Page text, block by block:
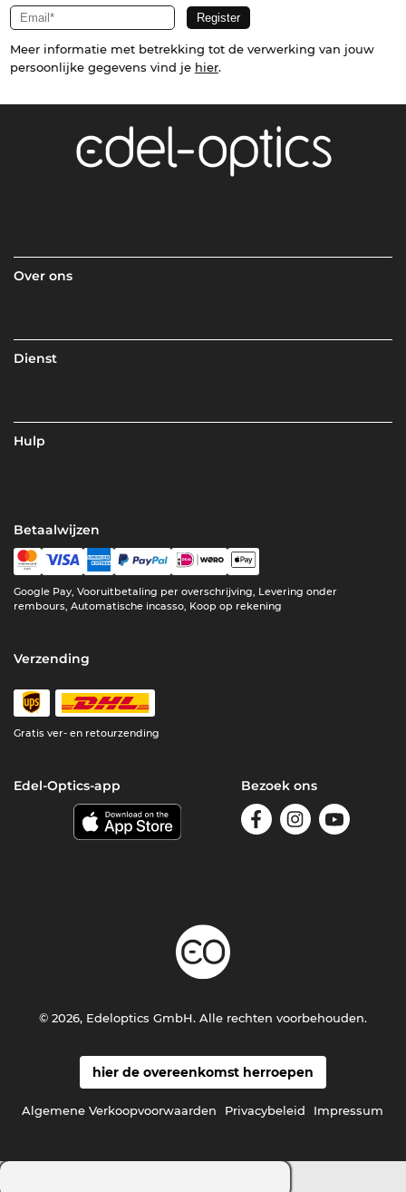
Meer informatie met betrekking tot de verwerking van jouw
persoonlijke gegevens vind je hier.
Over ons
Dienst
Hulp
Betaalwijzen
Google Pay, Vooruitbetaling per overschrijving, Levering onder
rembours, Automatische incasso, Koop op rekening
Verzending
Gratis ver- en retourzending
Edel-Optics-app Bezoek ons
hier de overeenkomst herroepen
Algemene Verkoopvoorwaarden Privacybeleid Impressum
© 2026, Edeloptics GmbH. Alle rechten voorbehouden.